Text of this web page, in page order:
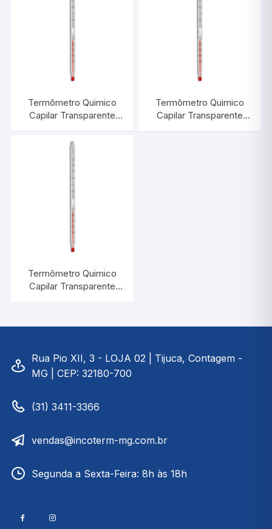
Termômetro Quimico
Capilar Transparente
INCOTERM 5020
Termômetro Quimico
Capilar Transparente
Termômetro Quimico
Capilar Transparente
Rua Pio XII, 3 - LOJA 02 | Tijuca, Contagem -
MG | CEP: 32180-700
(31) 3411-3366
vendas@incoterm-mg.com.br
Segunda a Sexta-Feira: 8h às 18h